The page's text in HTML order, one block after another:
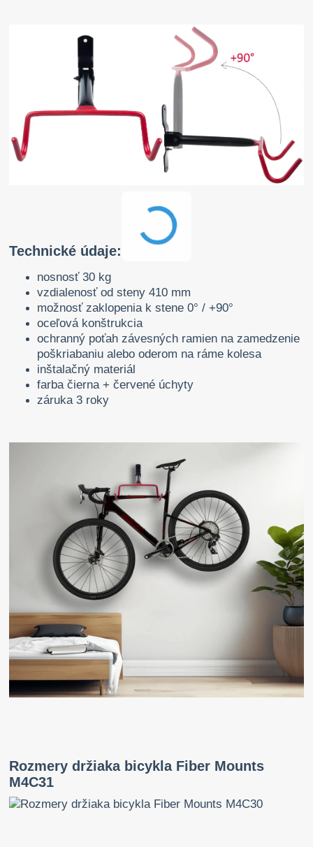
Technické údaje:
nosnosť 30 kg
vzdialenosť od steny 410 mm
možnosť zaklopenia k stene 0° / +90°
oceľová konštrukcia
ochranný poťah závesných ramien na zamedzenie
poškriabaniu alebo oderom na ráme kolesa
inštalačný materiál
farba čierna + červené úchyty
záruka 3 roky
Rozmery držiaka bicykla Fiber Mounts
M4C31